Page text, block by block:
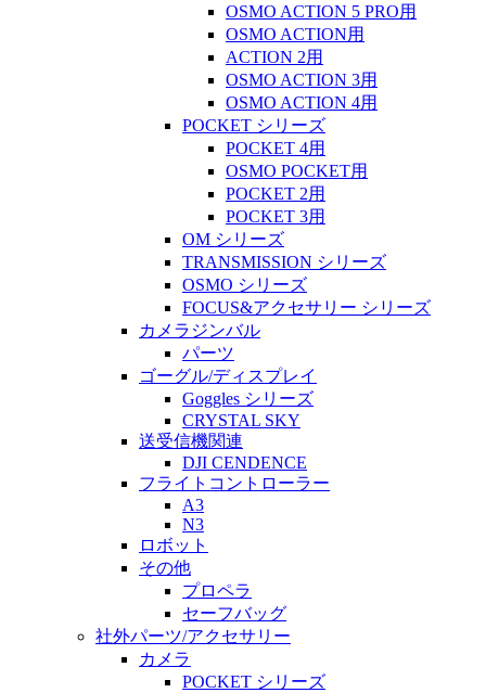
OSMO ACTION 5 PRO用
OSMO ACTION用
ACTION 2用
OSMO ACTION 3用
OSMO ACTION 4用
POCKET シリーズ
POCKET 4用
OSMO POCKET用
POCKET 2用
POCKET 3用
OM シリーズ
TRANSMISSION シリーズ
OSMO シリーズ
FOCUS&アクセサリー シリーズ
カメラジンバル
パーツ
ゴーグル/ディスプレイ
Goggles シリーズ
CRYSTAL SKY
送受信機関連
DJI CENDENCE
フライトコントローラー
A3
N3
ロボット
その他
プロペラ
セーフバッグ
社外パーツ/アクセサリー
カメラ
POCKET シリーズ